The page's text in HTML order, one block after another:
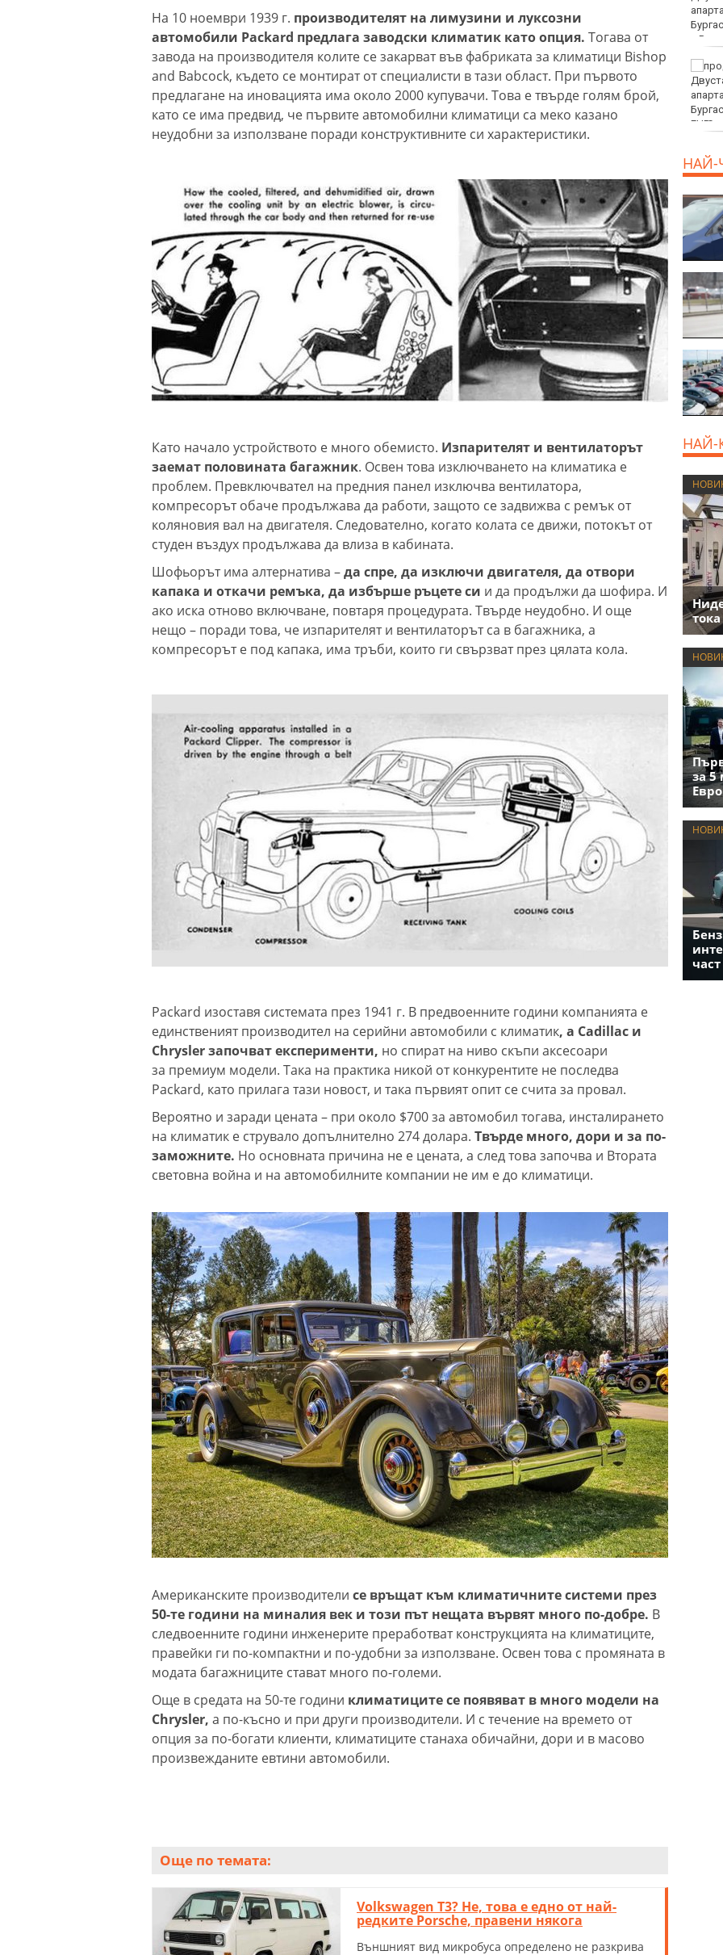
На 10 ноември 1939 г. производителят на лимузини и луксозни
автомобили Packard предлага заводски климатик като опция. Тогава от
завода на производителя колите се закарват във фабриката за климатици Bishop
and Babcock, където се монтират от специалисти в тази област. При първото
предлагане на иновацията има около 2000 купувачи. Това е твърде голям брой,
като се има предвид, че първите автомобилни климатици са меко казано
неудобни за използване поради конструктивните си характеристики.
Като начало устройството е много обемисто. Изпарителят и вентилаторът
заемат половината багажник. Освен това изключването на климатика е
проблем. Превключвател на предния панел изключва вентилатора,
компресорът обаче продължава да работи, защото се задвижва с ремък от
коляновия вал на двигателя. Следователно, когато колата се движи, потокът от
студен въздух продължава да влиза в кабината.
Шофьорът има алтернатива –да спре, да изключи двигателя, да отвори
капака и откачи ремъка, да избърше ръцете си и да продължи да шофира. И
ако иска отново включване, повтаря процедурата. Твърде неудобно. И още
нещо – поради това, че изпарителят и вентилаторът са в багажника, а
компресорът е под капака, има тръби, които ги свързват през цялата кола.
Packard изоставя системата през 1941 г. В предвоенните години компанията е
единственият производител на серийни автомобили с климатик, а Cadillac и
Chrysler започват експерименти, но спират на ниво скъпи аксесоари
за премиум модели. Така на практика никой от конкурентите не последва
Packard, като прилага тази новост, и така първият опит се счита за провал.
Вероятно и заради цената – при около $700 за автомобил тогава, инсталирането
на климатик е струвало допълнително 274 долара. Твърде много, дори и за по-
заможните. Но основната причина не е цената, а след това започва и Втората
световна война и на автомобилните компании не им е до климатици.
Американските производители се връщат към климатичните системи през
50-те години на миналия век и този път нещата вървят много по-добре. В
следвоенните години инженерите преработват конструкцията на климатиците,
правейки ги по-компактни и по-удобни за използване. Освен това с промяната в
модата багажниците стават много по-големи.
Още в средата на 50-те години климатиците се появяват в много модели на
Chrysler, а по-късно и при други производители. И с течение на времето от
опция за по-богати клиенти, климатиците станаха обичайни, дори и в масово
произвежданите евтини автомобили.
Още по темата:
Volkswagen T3? Не, това е едно от най-
редките Porsche, правени някога
Външният вид микробуса определено не разкрива
Времето във Варна на 6
август 2026
EUR
НАЙ-
НАЙ-
за 5
част